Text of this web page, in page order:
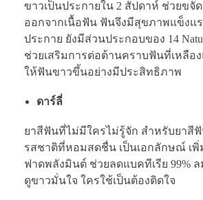
ขาวเป็นประกายใน 2 สัปดาห์ ช่วยขจั
ออกจากเนื้อฟัน ฟันจึงมีสุขภาพแข็งแ
ประกาย ยังมีส่วนประกอบของ 14
ช่วยเสริมการต่อต้านคราบฟันที่เหลือ
ให้ฟันขาวขึ้นอย่างมีประสิทธิภาพ
ดาร์ลี่
ยาสีฟันที่ไม่มีใครไม่รู้จัก สำหรับยาสี
รสชาติที่หอมสดชื่น เป็นเอกลักษณ์ เ
ฟาดพลังมินต์ ช่วยลดแบคทีเรีย 99%
ดูขาวมั่นใจ ใครใช้เป็นต้องติดใจ